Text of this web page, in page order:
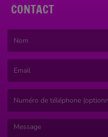
CONTACT